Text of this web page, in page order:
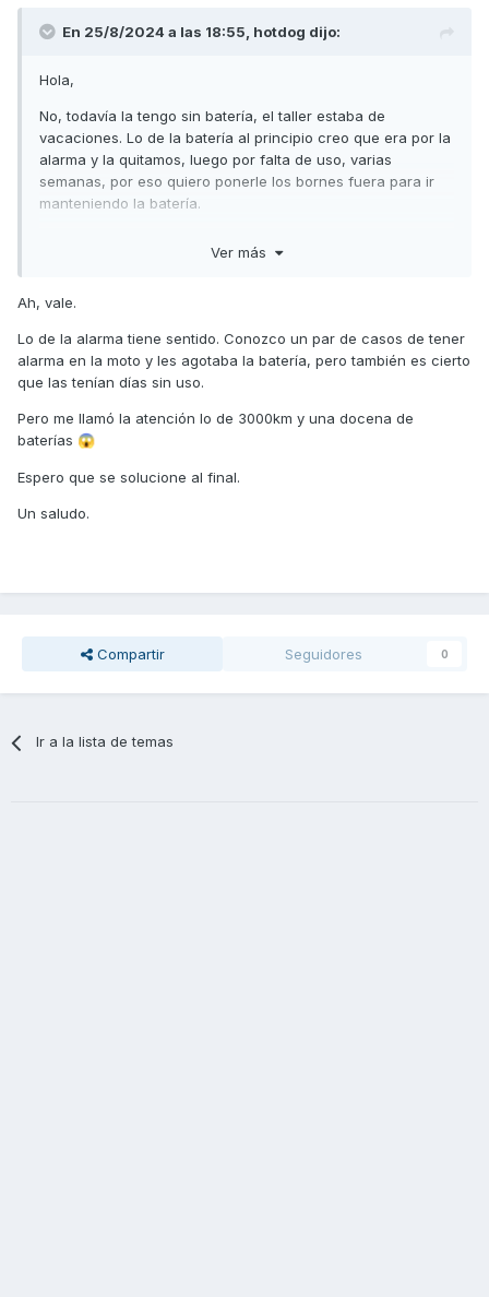
En 25/8/2024 a las 18:55, hotdog dijo:
Hola,
No, todavía la tengo sin batería, el taller estaba de
vacaciones. Lo de la batería al principio creo que era por la
alarma y la quitamos, luego por falta de uso, varias
semanas, por eso quiero ponerle los bornes fuera para ir
manteniendo la batería.
Ver más
Ah, vale.
Lo de la alarma tiene sentido. Conozco un par de casos de tener
alarma en la moto y les agotaba la batería, pero también es cierto
que las tenían días sin uso.
Pero me llamó la atención lo de 3000km y una docena de
baterías 😱
Espero que se solucione al final.
Un saludo.
Compartir Seguidores 0
Ir a la lista de temas